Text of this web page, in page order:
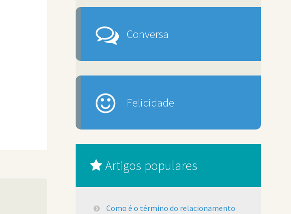
Conversa
Felicidade
Artigos populares
Como é o término do relacionamento